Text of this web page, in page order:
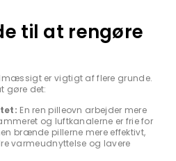
til at rengøre
er vigtigt af flere grunde.
gøre det:
En ren pilleovn arbejder mere
og luftkanalerne er frie for
brænde pillerne mere effektivt,
varmeudnyttelse og lavere